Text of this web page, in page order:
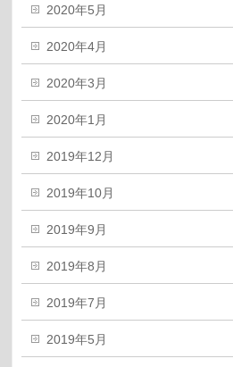
2020年5月
2020年4月
2020年3月
2020年1月
2019年12月
2019年10月
2019年9月
2019年8月
2019年7月
2019年5月